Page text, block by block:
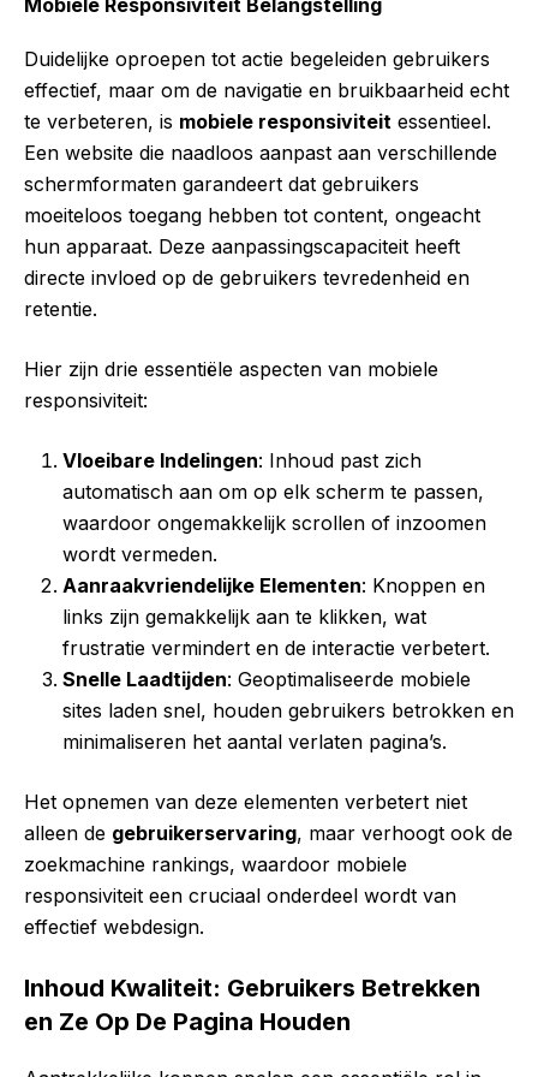
Mobiele Responsiviteit Belangstelling
Duidelijke oproepen tot actie begeleiden gebruikers
effectief, maar om de navigatie en bruikbaarheid echt
te verbeteren, is mobiele responsiviteit essentieel.
Een website die naadloos aanpast aan verschillende
schermformaten garandeert dat gebruikers
moeiteloos toegang hebben tot content, ongeacht
hun apparaat. Deze aanpassingscapaciteit heeft
directe invloed op de gebruikers tevredenheid en
retentie.
Hier zijn drie essentiële aspecten van mobiele
responsiviteit:
Vloeibare Indelingen: Inhoud past zich
automatisch aan om op elk scherm te passen,
waardoor ongemakkelijk scrollen of inzoomen
wordt vermeden.
Aanraakvriendelijke Elementen: Knoppen en
links zijn gemakkelijk aan te klikken, wat
frustratie vermindert en de interactie verbetert.
Snelle Laadtijden: Geoptimaliseerde mobiele
sites laden snel, houden gebruikers betrokken en
minimaliseren het aantal verlaten pagina’s.
Het opnemen van deze elementen verbetert niet
alleen de gebruikerservaring, maar verhoogt ook de
zoekmachine rankings, waardoor mobiele
responsiviteit een cruciaal onderdeel wordt van
effectief webdesign.
Inhoud Kwaliteit: Gebruikers Betrekken
en Ze Op De Pagina Houden